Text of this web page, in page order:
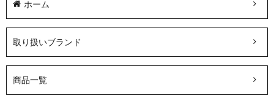
ホーム
取り扱いブランド
商品一覧